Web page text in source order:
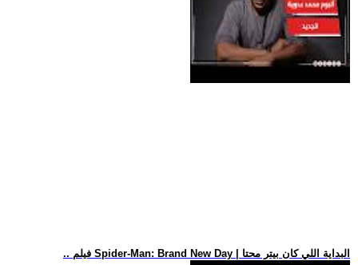
.. فيلم Spider-Man: Brand New Day | البداية اللي كان بيتر محتا